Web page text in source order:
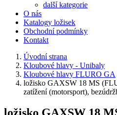
další kategorie
O nás
Katalogy ložisek
Obchodní podmínky
Kontakt
Úvodní strana
Kloubové hlavy - Unibaly
Kloubové hlavy FLURO GA
ložisko GAXSW 18 MS
zatížení (motorsport),